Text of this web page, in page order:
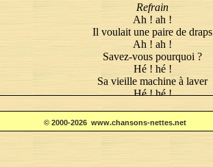
Refrain
Ah ! ah !
Il voulait une paire de draps
Ah ! ah !
Savez-vous pourquoi ?
Hé ! hé !
Sa vieille machine à laver
Hé ! hé !
© 2000-2026 www.chansons-nettes.net